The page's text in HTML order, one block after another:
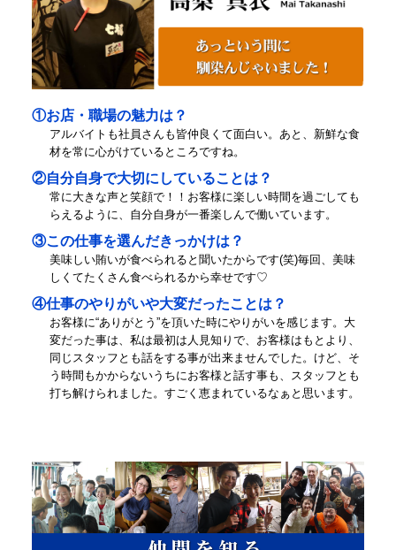
①お店・職場の魅力は？
アルバイトも社員さんも皆仲良くて面白い。あと、新鮮な食
材を常に心がけているところですね。
②自分自身で大切にしていることは？
常に大きな声と笑顔で！！お客様に楽しい時間を過ごしても
らえるように、自分自身が一番楽しんで働いています。
③この仕事を選んだきっかけは？
美味しい賄いが食べられると聞いたからです(笑)毎回、美味
しくてたくさん食べられるから幸せです♡
④仕事のやりがいや大変だったことは？
お客様に“ありがとう”を頂いた時にやりがいを感じます。大
変だった事は、私は最初は人見知りで、お客様はもとより、
同じスタッフとも話をする事が出来ませんでした。けど、そ
う時間もかからないうちにお客様と話す事も、スタッフとも
打ち解けられました。すごく恵まれているなぁと思います。